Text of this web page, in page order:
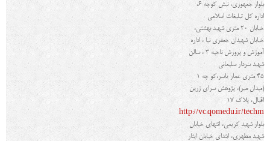
بلوار جمهوری، نبش کوچه 6،
اداره کل تبلیغات اسلامی
خیابان 20 متری شهید بهشتی،
خیابان شهیدان جعفری نیا ، اداره
آموزش و پرورش ناحیه 3 ، سالن
شهید سردار سلیمانی
45 متری عمار یاسر،کو چه 1
(میدان میر)، پژوهش سرای زرین
اقبال، پلاک 17
http://vc.qomedu.ir/techm
بلوار شهید کریمی، انتهای خیابان
شهید مطهری، ابتدای خیابان ایثار